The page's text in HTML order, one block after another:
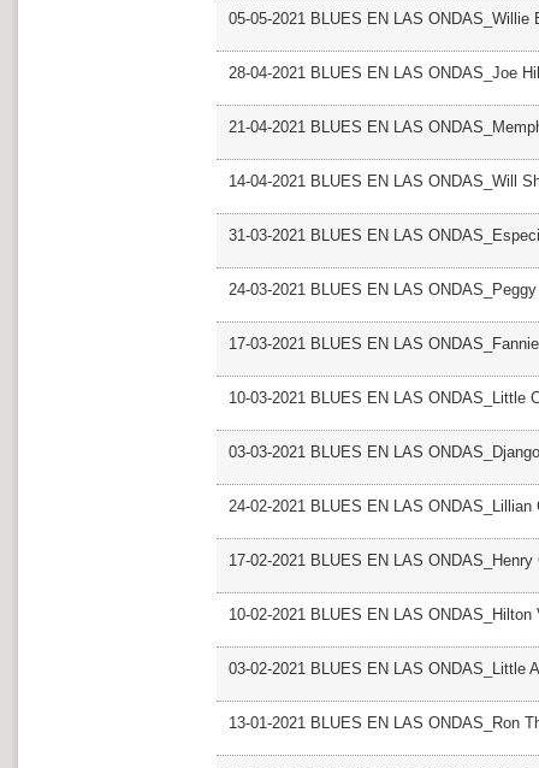
05-05-2021 BLUES EN LAS ONDAS_Willie
28-04-2021 BLUES EN LAS ONDAS_Joe
21-04-2021 BLUES EN LAS
14-04-2021 BLUES EN LAS ONDAS_Will
31-03-2021 BLUES EN LAS
24-03-2021 BLUES EN LAS
17-03-2021 BLUES EN LAS
10-03-2021 BLUES EN LAS ONDAS_Little
03-03-2021 BLUES EN LAS
24-02-2021 BLUES EN LAS ONDAS_Lillian
17-02-2021 BLUES EN LAS ONDAS_Henry
10-02-2021 BLUES EN LAS ONDAS_Hilton
03-02-2021 BLUES EN LAS ONDAS_Little
13-01-2021 BLUES EN LAS ONDAS_Ron